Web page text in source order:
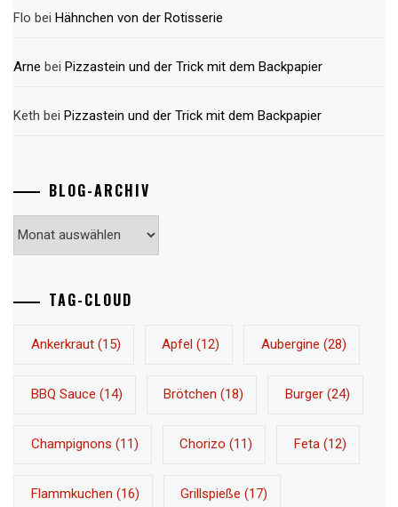
Flo bei Hähnchen von der Rotisserie
Arne bei Pizzastein und der Trick mit dem Backpapier
Keth bei Pizzastein und der Trick mit dem Backpapier
BLOG-ARCHIV
TAG-CLOUD
Ankerkraut(15) Apfel (12) Aubergine (28)
BBQ Sauce (14) Brötchen (18) Burger(24)
Champignons (11) Chorizo (11) Feta(12)
Flammkuchen (16) Grillspieße (17)